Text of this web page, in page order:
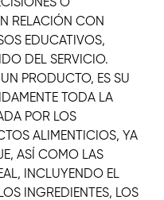
RELACIÓN CON
EDUCATIVOS,
DEL SERVICIO.
PRODUCTO, ES SU
TODA LA
POR LOS
ALIMENTICIOS, YA
ASÍ COMO LAS
INCLUYENDO EL
INGREDIENTES, LOS